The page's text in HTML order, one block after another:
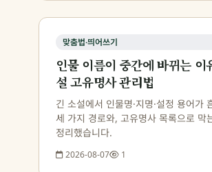
맞춤법·띄어쓰기
인물 이름이 중간에 바뀌는
설 고유명사 관리법
긴 소설에서 인물명·지명·설정 용어가
세 가지 경로와, 고유명사 목록으로 막
정리했습니다.
2026-08-07 1